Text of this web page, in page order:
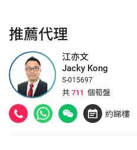
推薦代理
江亦文
Jacky Kong
S-015697
共 711 個筍盤
約睇樓